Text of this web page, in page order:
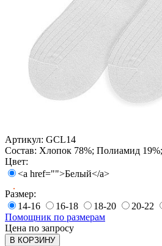
Артикул: GCL14
Состав: Хлопок 78%; Полиамид
Цвет:
<a href="">Белый</a>
Размер:
14-16
16-18 18-20 20-22
Помощник по размерам
Цена по запросу
В КОРЗИНУ